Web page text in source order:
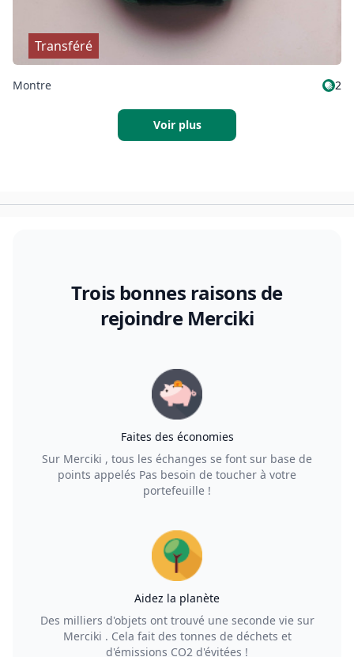
Transféré
Montre 2
Voir plus
Trois bonnes raisons de
rejoindre Merciki
Faites des économies
Sur Merciki , tous les échanges se font sur base de
points appelés Pas besoin de toucher à votre
portefeuille !
Aidez la planète
Des milliers d'objets ont trouvé une seconde vie sur
Merciki . Cela fait des tonnes de déchets et
d'émissions CO2 d'évitées !